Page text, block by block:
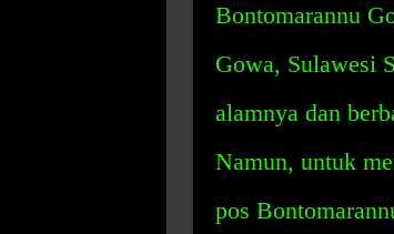
Bontomarannu
Gowa, Sulawesi
alamnya dan
Namun, untuk
pos